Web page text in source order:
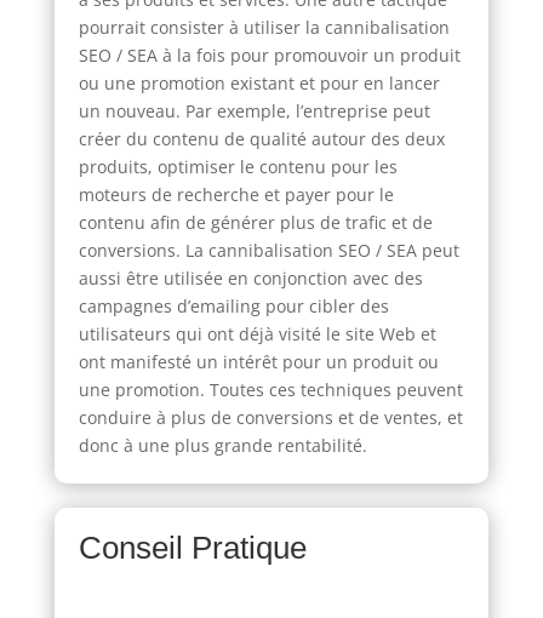
pourrait consister à utiliser la cannibalisation
SEO / SEA à la fois pour promouvoir un produit
ou une promotion existant et pour en lancer
un nouveau. Par exemple, l’entreprise peut
créer du contenu de qualité autour des deux
produits, optimiser le contenu pour les
moteurs de recherche et payer pour le
contenu afin de générer plus de trafic et de
conversions. La cannibalisation SEO / SEA peut
aussi être utilisée en conjonction avec des
campagnes d’emailing pour cibler des
utilisateurs qui ont déjà visité le site Web et
ont manifesté un intérêt pour un produit ou
une promotion. Toutes ces techniques peuvent
conduire à plus de conversions et de ventes, et
donc à une plus grande rentabilité.
Conseil Pratique